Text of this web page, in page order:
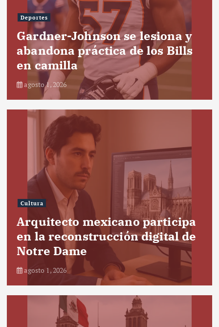
Deportes
Gardner-Johnson se lesiona y
abandona práctica de los Bills
en camilla
agosto 1, 2026
Cultura
Arquitecto mexicano participa
en la reconstrucción digital de
Notre Dame
agosto 1, 2026